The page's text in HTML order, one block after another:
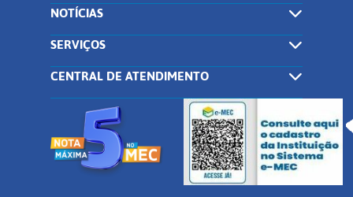
NOTÍCIAS
SERVIÇOS
CENTRAL DE ATENDIMENTO